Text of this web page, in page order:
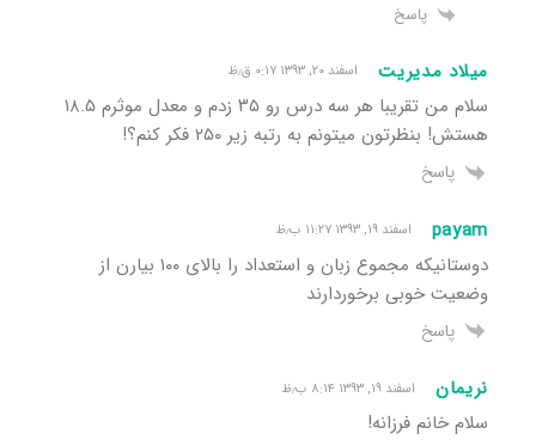
پاسخ
میلاد مدیریت اسفند ۲۰, ۱۳۹۳ ۰:۱۷ ق٫ظ
سلام من تقریبا هر سه درس رو ۳۵ زدم و معدل موثرم ۱۸.۵
هستش! بنظرتون میتونم به رتبه زیر ۲۵۰ فکر کنم؟!
پاسخ
payam اسفند ۱۹, ۱۳۹۳ ۱۱:۲۷ ب٫ظ
دوستانیکه مجموع زبان و استعداد را بالای ۱۰۰ بیارن از
وضعیت خوبی برخوردارند
پاسخ
نریمان اسفند ۱۹, ۱۳۹۳ ۸:۱۴ ب٫ظ
سلام خانم فرزانه!